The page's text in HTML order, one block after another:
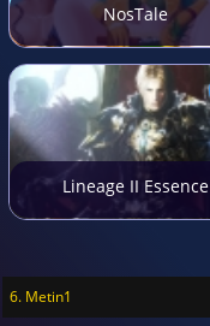
NosTale
Lineage II Essence
6. Metin1